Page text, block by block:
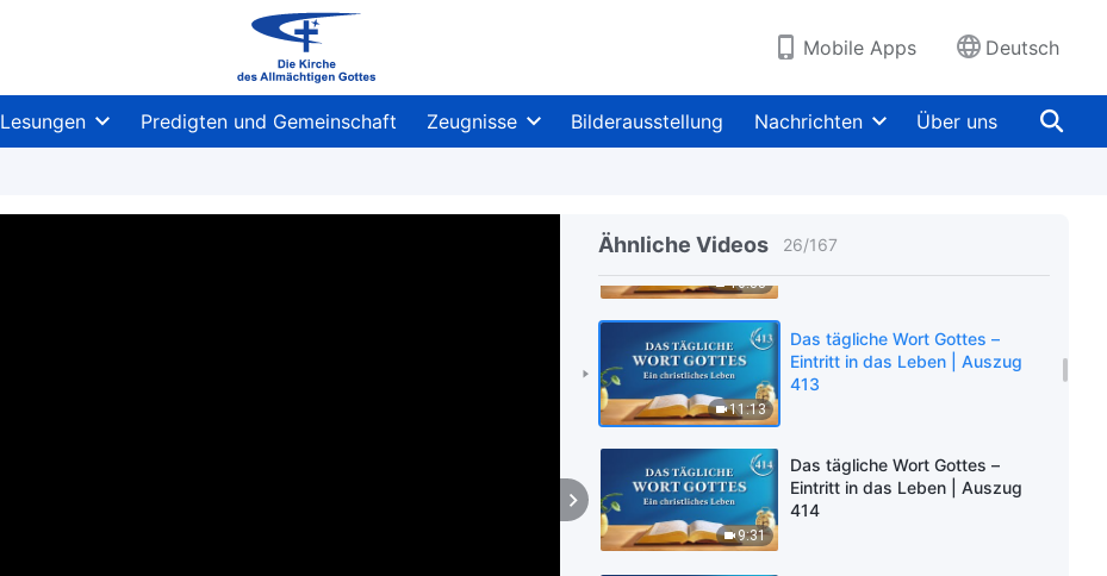
Mobile Apps Deutsch
Lesungen Predigten und Gemeinschaft Zeugnisse Bilderausstellung Nachrichten Über uns
Ähnliche Videos 26/167
Eintritt in das Leben | Auszug
411
10:38
Eintritt in das Leben | Auszug
412
11:13
Das tägliche Wort Gottes –
Eintritt in das Leben | Auszug
413
9:31
Das tägliche Wort Gottes –
Eintritt in das Leben | Auszug
414